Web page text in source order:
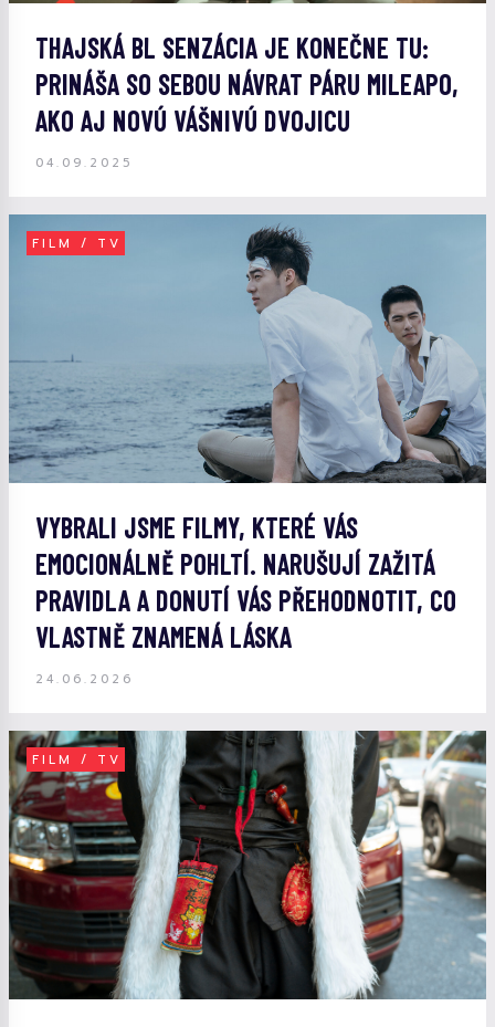
THAJSKÁ BL SENZÁCIA JE KONEČNE TU:
PRINÁŠA SO SEBOU NÁVRAT PÁRU MILEAPO,
AKO AJ NOVÚ VÁŠNIVÚ DVOJICU
04.09.2025
FILM / TV
VYBRALI JSME FILMY, KTERÉ VÁS
EMOCIONÁLNĚ POHLTÍ. NARUŠUJÍ ZAŽITÁ
PRAVIDLA A DONUTÍ VÁS PŘEHODNOTIT, CO
VLASTNĚ ZNAMENÁ LÁSKA
24.06.2026
FILM / TV